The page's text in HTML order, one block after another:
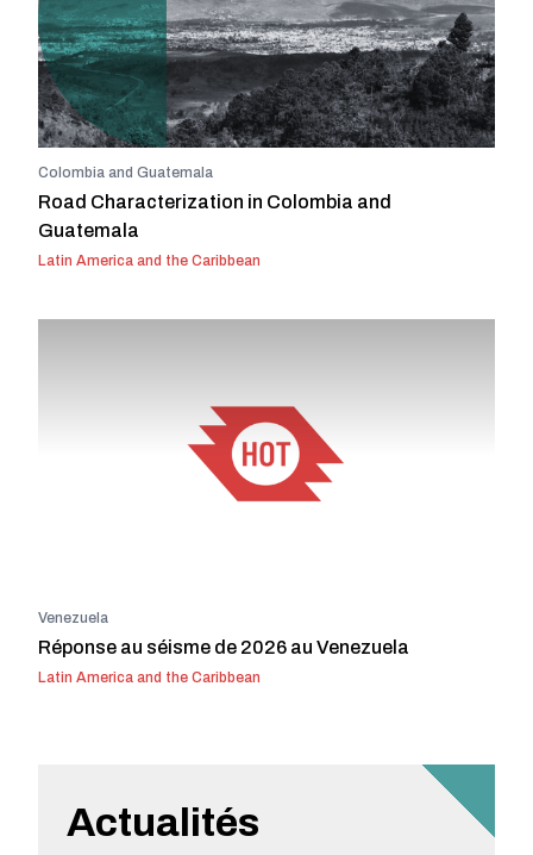
Colombia and Guatemala
Road Characterization in Colombia and
Guatemala
Latin America and the Caribbean
Venezuela
Réponse au séisme de 2026 au Venezuela
Latin America and the Caribbean
Actualités